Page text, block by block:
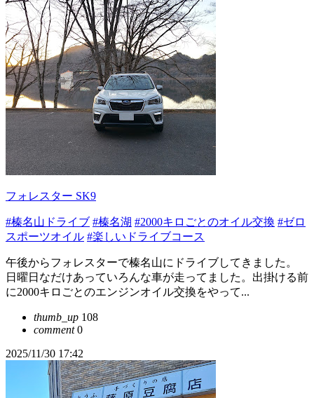
フォレスター SK9
#榛名山ドライブ #榛名湖 #2000キロごとのオイル交換 #ゼロ
スポーツオイル #楽しいドライブコース
午後からフォレスターで榛名山にドライブしてきました。
日曜日なだけあっていろんな車が走ってました。出掛ける前
に2000キロごとのエンジンオイル交換をやって...
thumb_up 108
comment0
2025/11/30 17:42